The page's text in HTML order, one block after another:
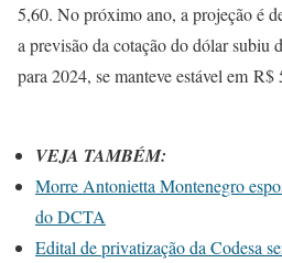
5,60. No próximo ano, a projeção é
a previsão da cotação do dólar subiu
para 2024, se manteve estável em R$
VEJA TAMBÉM:
Morre Antonietta Montenegro
do DCTA
Edital de privatização da Codesa